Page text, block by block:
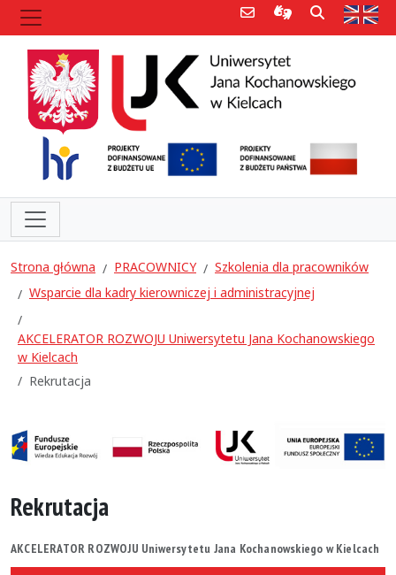
Poczta e-mailInformacje dla
Szukaj
Strona główna PRACOWNICY
Szkolenia dla pracowników
Wsparcie dla kadry kierowniczej i administracyjnej
AKCELERATOR ROZWOJU Uniwersytetu Jana Kochanowskiego
w Kielcach
Rekrutacja
Rekrutacja
AKCELERATOR ROZWOJU Uniwersytetu Jana Kochanowskiego w Kielcach